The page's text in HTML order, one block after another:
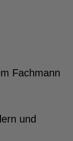
Fachmann
und